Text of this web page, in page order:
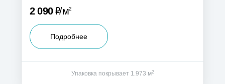
2 090Р м2
Подробнее
Упаковка покрывает 1.973 м2